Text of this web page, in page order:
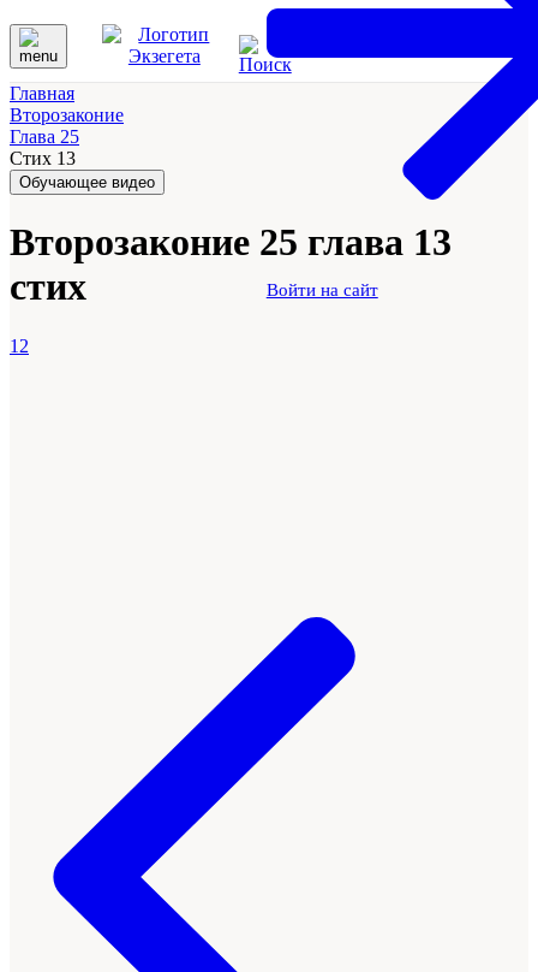
Войти на сайт
Главная
Второзаконие
Глава 25
Стих 13
Обучающее видео
Второзаконие 25 глава 13
стих
12